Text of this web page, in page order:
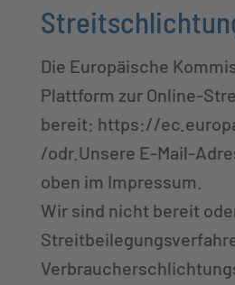
Die Europäische
Plattform zur Online-
bereit: https://
/odr.Unsere E-Mail-
oben im Impressum.
Wir sind nicht bereit